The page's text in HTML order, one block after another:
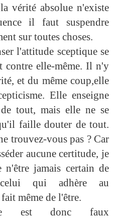
vérité absolue n'existe
il faut suspendre
sur toutes choses.
l'attitude sceptique se
contre elle-même. Il n'y
et du même coup,elle
Elle enseigne
tout, mais elle ne se
faille douter de tout.
trouvez-vous pas ? Car
aucune certitude, je
jamais certain de
qui adhère au
même de l'être.
est donc faux